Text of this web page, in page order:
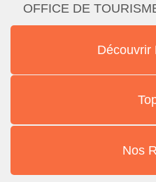
OFFICE DE
Découvrir
Nos